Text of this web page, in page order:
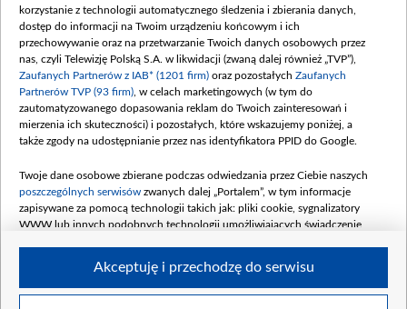
korzystanie z technologii automatycznego śledzenia i zbierania danych,
dostęp do informacji na Twoim urządzeniu końcowym i ich
przechowywanie oraz na przetwarzanie Twoich danych osobowych przez
nas, czyli Telewizję Polską S.A. w likwidacji (zwaną dalej również „TVP”),
Zaufanych Partnerów z IAB* (1201 firm) oraz pozostałych Zaufanych
Partnerów TVP (93 firm) , w celach marketingowych (w tym do
zautomatyzowanego dopasowania reklam do Twoich zainteresowań i
mierzenia ich skuteczności) i pozostałych, które wskazujemy poniżej, a
także zgody na udostępnianie przez nas identyfikatora PPID do Google.
Twoje dane osobowe zbierane podczas odwiedzania przez Ciebie naszych
poszczególnych serwisów zwanych dalej „Portalem”, w tym informacje
zapisywane za pomocą technologii takich jak: pliki cookie, sygnalizatory
WWW lub innych podobnych technologii umożliwiających świadczenie
Akceptuję i przechodzę do serwisu